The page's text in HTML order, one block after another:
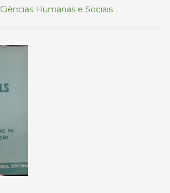
Ciências Humanas e Sociais